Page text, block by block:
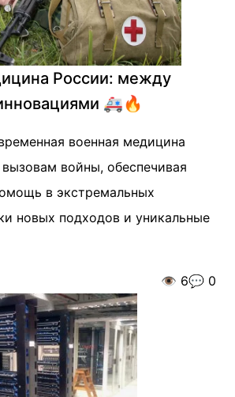
России: между
🚑🔥
военная медицина
войны, обеспечивая
в экстремальных
новых подходов и уникальные
👁️ 6💬 0